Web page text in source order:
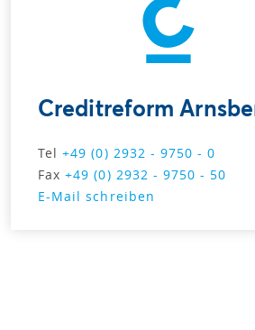
Creditreform
Tel+49 (0) 2932 - 9750 - 0
Fax+49 (0) 2932 - 9750 - 50
E-Mail schreiben